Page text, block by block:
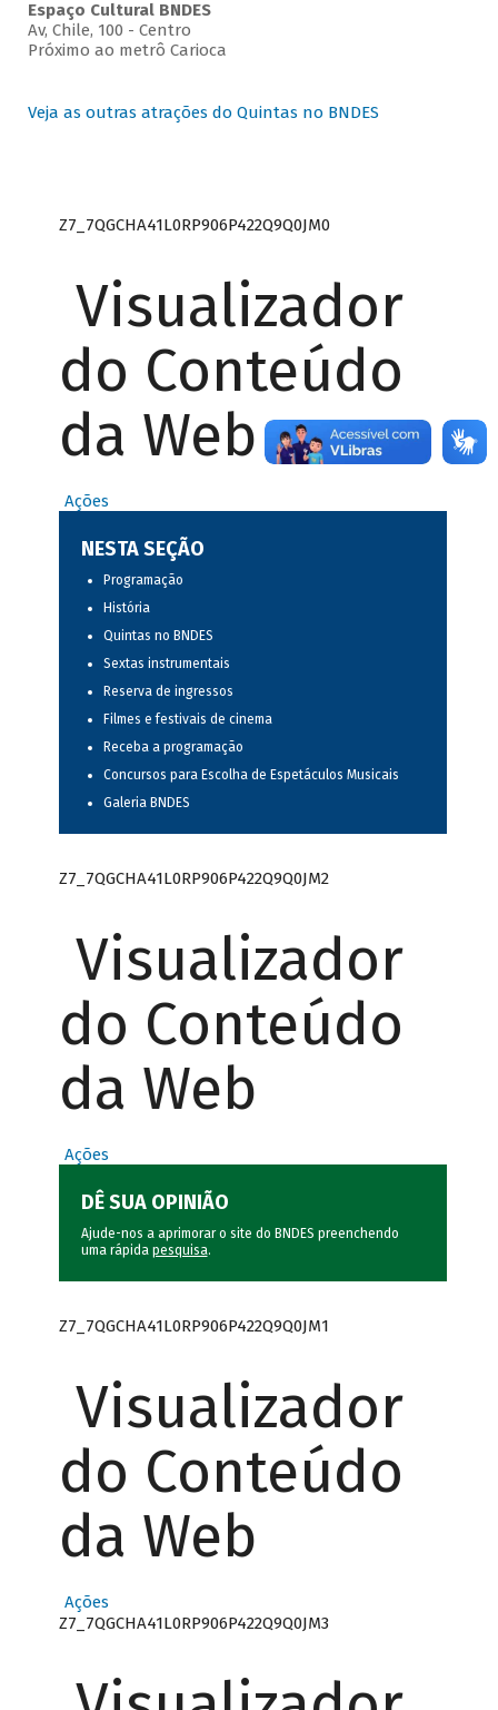
Espaço Cultural BNDES
Av, Chile, 100 - Centro
Próximo ao metrô Carioca
Veja as outras atrações do Quintas no BNDES
Z7_7QGCHA41L0RP906P422Q9Q0JM0
Visualizador
do Conteúdo
da Web
Ações
NESTA SEÇÃO
Programação
História
Quintas no BNDES
Sextas instrumentais
Reserva de ingressos
Filmes e festivais de cinema
Receba a programação
Concursos para Escolha de Espetáculos Musicais
Galeria BNDES
Z7_7QGCHA41L0RP906P422Q9Q0JM2
Visualizador
do Conteúdo
da Web
Ações
DÊ SUA OPINIÃO
Ajude-nos a aprimorar o site do BNDES preenchendo
uma rápida pesquisa.
Z7_7QGCHA41L0RP906P422Q9Q0JM1
Visualizador
do Conteúdo
da Web
Ações
Z7_7QGCHA41L0RP906P422Q9Q0JM3